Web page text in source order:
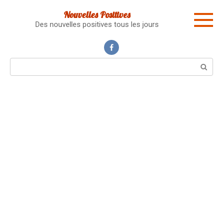
Nouvelles Positives
Des nouvelles positives tous les jours